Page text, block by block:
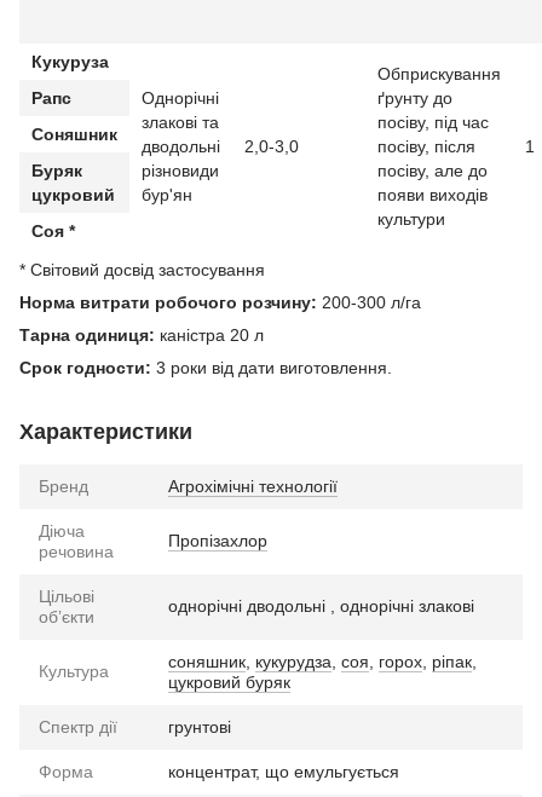
Кукуруза
Однорічні
злакові та
дводольні
різновиди
бур'ян
2,0-3,0
Обприскування
ґрунту до
посіву, під час
посіву, після
посіву, але до
появи виходів
культури
1
Рапс
Соняшник
Буряк
цукровий
Соя *
* Світовий досвід застосування
Норма витрати робочого розчину: 200-300 л/га
Тарна одиниця: каністра 20 л
Срок годности: 3 роки від дати виготовлення.
Характеристики
Бренд Агрохімічні технології
Діюча
речовина
Пропізахлор
Цільові
обʼєкти
однорічні дводольні , однорічні злакові
Культура соняшник кукурудза соя горох ріпак
цукровий буряк
Спектр дії грунтові
Форма концентрат, що емульгується